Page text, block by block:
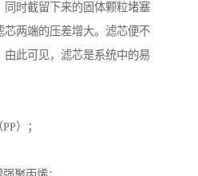
同时截留下来的固体颗粒堵塞
芯两端的压差增大。滤芯便不
由此可见，滤芯是系统中的易
）；